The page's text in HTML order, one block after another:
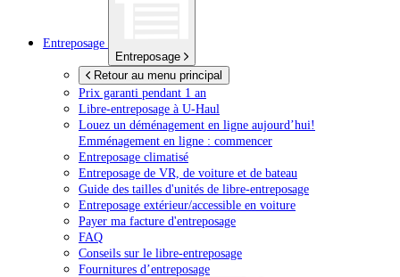
Entreposage
Entreposage
Retour au menu principal
Prix garanti pendant 1 an
Libre-entreposage à U-Haul
Louez un déménagement en ligne aujourd’hui!
Emménagement en ligne : commencer
Entreposage climatisé
Entreposage de VR, de voiture et de bateau
Guide des tailles d'unités de libre-entreposage
Entreposage extérieur/accessible en voiture
Payer ma facture d'entreposage
FAQ
Conseils sur le libre-entreposage
Fournitures d’entreposage